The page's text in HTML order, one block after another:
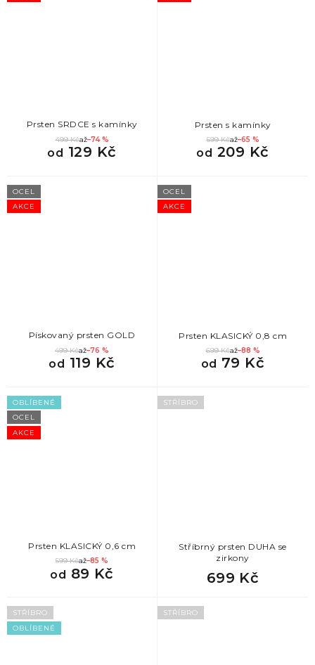
Prsten SRDCE s kamínky
499 Kčaž–74 %
od 129 Kč
Prsten s kamínky
599 Kčaž–65 %
od 209 Kč
AKCE
OCEL
Pískovaný prsten GOLD
499 Kčaž–76 %
od 119 Kč
AKCE
OCEL
Prsten KLASICKÝ 0,8 cm
699 Kčaž–88 %
od 79 Kč
AKCE
OBLÍBENÉ
OCEL
Prsten KLASICKÝ 0,6 cm
599 Kčaž–85 %
od 89 Kč
STŘÍBRO
Stříbrný prsten DUHA se
zirkony
699 Kč
STŘÍBRO
OBLÍBENÉ
STŘÍBRO